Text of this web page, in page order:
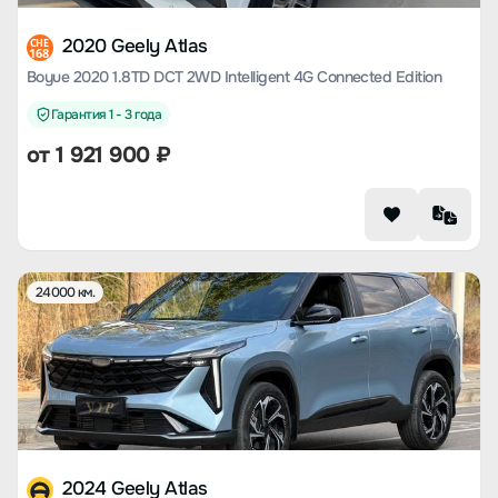
CHE
168 2020 Geely Atlas
Boyue 2020 1.8TD DCT 2WD Intelligent 4G Connected Edition
Гарантия 1 - 3 года
от1 921 900₽
24000 км.
2024 Geely Atlas